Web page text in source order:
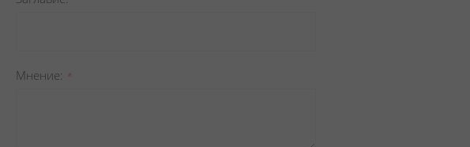
Мнение